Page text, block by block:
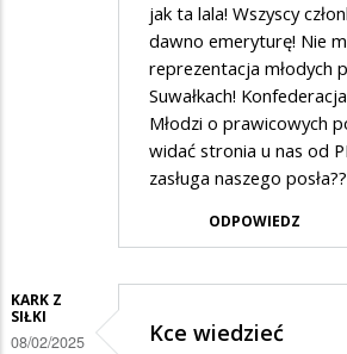
uśmiechnięty
2
i
żona)
=
jak ta lala! Wszyscy
dawno emeryturę! Nie
reprezentacja młodych
Suwałkach!
Młodzi o prawicowych
widać stronia u nas od
zasługa naszego
ODPOWIEDZ
KARK Z
SIŁKI
08/02/2025 Kce wiedzieć